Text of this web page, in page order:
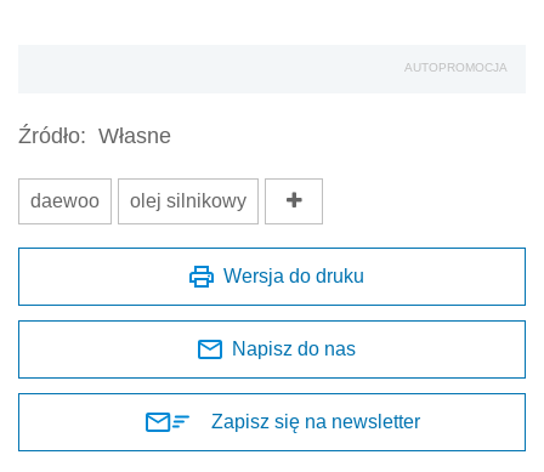
AUTOPROMOCJA
Źródło: Własne
daewoo olej silnikowy
Wersja do druku
Napisz do nas
Zapisz się na newsletter